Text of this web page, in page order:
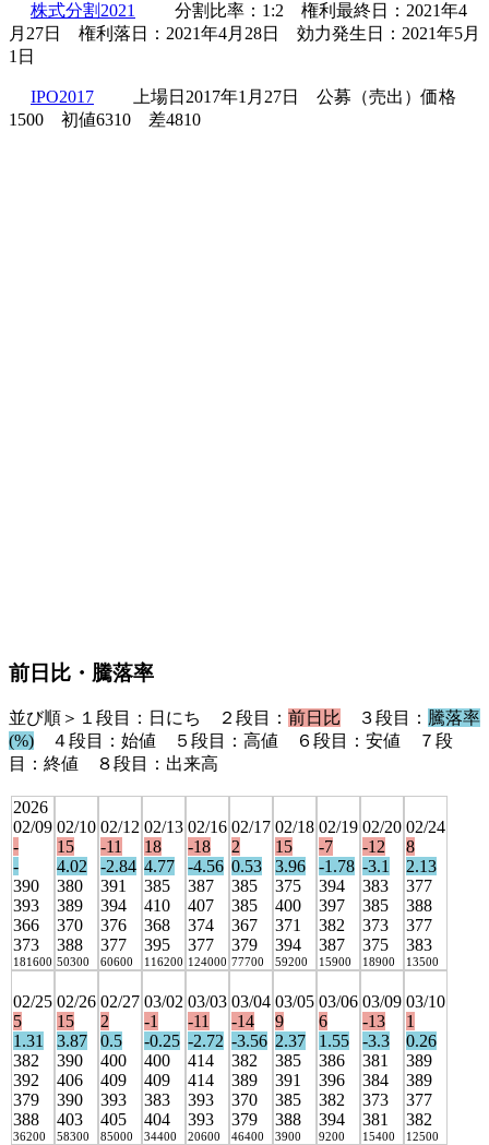
株式分割2021
分割比率：1:2 権利最終日：2021年4
月27日 権利落日：2021年4月28日 効力発生日：2021年5月
1日
IPO2017
上場日2017年1月27日 公募（売出）価格
1500 初値6310 差4810
前日比・騰落率
並び順＞１段目：日にち ２段目： 前日比 ３段目： 騰落率
(%) ４段目：始値 ５段目：高値 ６段目：安値 ７段
目：終値 ８段目：出来高
2026
02/09
-
-
390
393
366
373
181600
02/10
15
4.02
380
389
370
388
50300
02/12
-11
-2.84
391
394
376
377
60600
02/13
18
4.77
385
410
368
395
116200
02/16
-18
-4.56
387
407
374
377
124000
02/17
2
0.53
385
385
367
379
77700
02/18
15
3.96
375
400
371
394
59200
02/19
-7
-1.78
394
397
382
387
15900
02/20
-12
-3.1
383
385
373
375
18900
02/24
8
2.13
377
388
377
383
13500
02/25
5
1.31
382
392
379
388
36200
02/26
15
3.87
390
406
390
403
58300
02/27
2
0.5
400
409
393
405
85000
03/02
-1
-0.25
400
409
383
404
34400
03/03
-11
-2.72
414
414
393
393
20600
03/04
-14
-3.56
382
389
370
379
46400
03/05
9
2.37
385
391
385
388
3900
03/06
6
1.55
386
396
382
394
9200
03/09
-13
-3.3
381
384
373
381
15400
03/10
1
0.26
389
389
377
382
12500